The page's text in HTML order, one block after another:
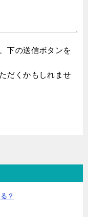
下の送信ボタンを
だくかもしれませ
？